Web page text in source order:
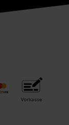
Vorkasse